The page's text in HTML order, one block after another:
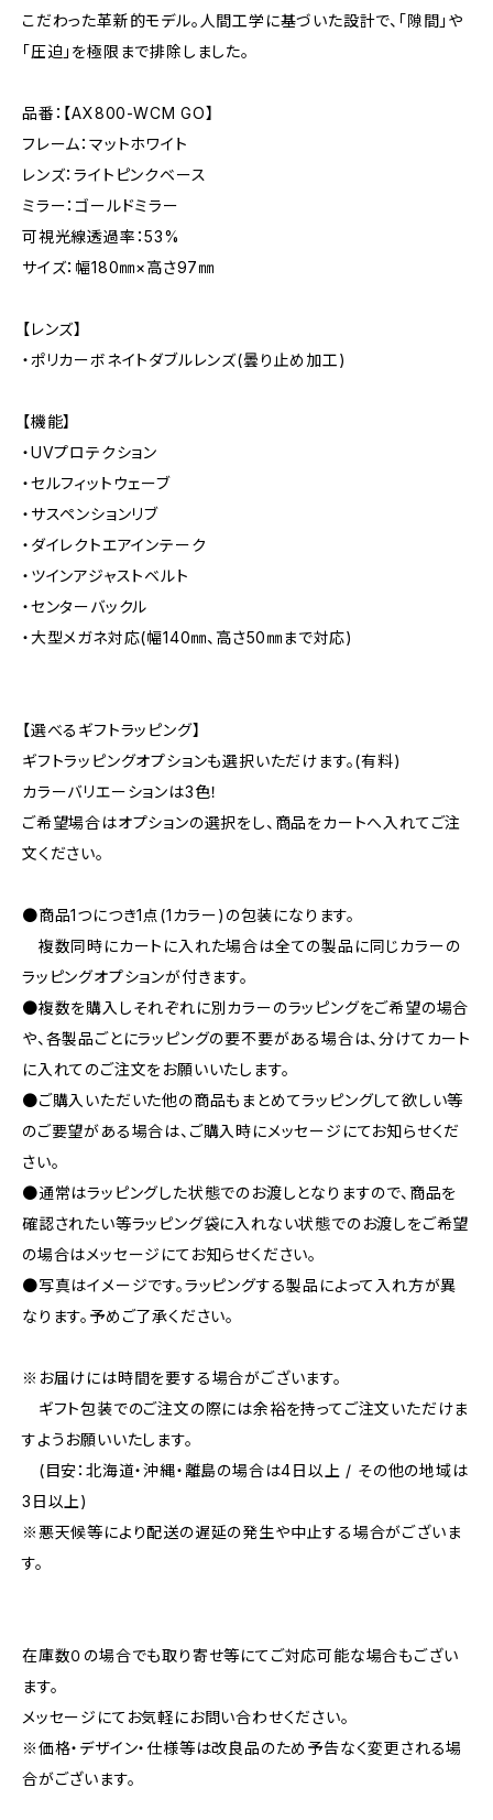
こだわった革新的モデル。人間工学に基づいた設計で、「隙間」や
「圧迫」を極限まで排除しました。
品番：【AX800-WCM GO】
フレーム：マットホワイト
レンズ：ライトピンクベース
ミラー：ゴールドミラー
可視光線透過率：53%
サイズ：幅180㎜×高さ97㎜
【レンズ】
・ポリカーボネイトダブルレンズ(曇り止め加工)
【機能】
・UVプロテクション
・セルフィットウェーブ
・サスペンションリブ
・ダイレクトエアインテーク
・ツインアジャストベルト
・センターバックル
・大型メガネ対応(幅140㎜、高さ50㎜まで対応)
【選べるギフトラッピング】
ギフトラッピングオプションも選択いただけます。(有料)
カラーバリエーションは3色！
ご希望場合はオプションの選択をし、商品をカートへ入れてご注
文ください。
●商品1つにつき1点(1カラー)の包装になります。
複数同時にカートに入れた場合は全ての製品に同じカラーの
ラッピングオプションが付きます。
●複数を購入しそれぞれに別カラーのラッピングをご希望の場合
や、各製品ごとにラッピングの要不要がある場合は、分けてカート
に入れてのご注文をお願いいたします。
●ご購入いただいた他の商品もまとめてラッピングして欲しい等
のご要望がある場合は、ご購入時にメッセージにてお知らせくだ
さい。
●通常はラッピングした状態でのお渡しとなりますので、商品を
確認されたい等ラッピング袋に入れない状態でのお渡しをご希望
の場合はメッセージにてお知らせください。
●写真はイメージです。ラッピングする製品によって入れ方が異
なります。予めご了承ください。
※お届けには時間を要する場合がございます。
ギフト包装でのご注文の際には余裕を持ってご注文いただけま
すようお願いいたします。
(目安：北海道・沖縄・離島の場合は4日以上 / その他の地域は
3日以上)
※悪天候等により配送の遅延の発生や中止する場合がございま
す。
在庫数０の場合でも取り寄せ等にてご対応可能な場合もござい
ます。
メッセージにてお気軽にお問い合わせください。
※価格・デザイン・仕様等は改良品のため予告なく変更される場
合がございます。